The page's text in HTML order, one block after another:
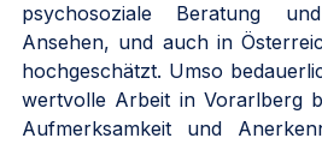
psychosoziale Beratung
Ansehen, und auch in
hochgeschätzt. Umso
wertvolle Arbeit in Vorarlberg
Aufmerksamkeit und